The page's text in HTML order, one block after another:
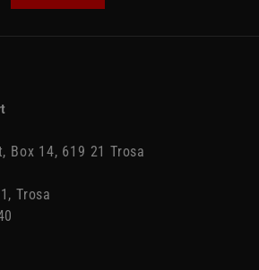
Box 14, 619 21 Trosa
Trosa